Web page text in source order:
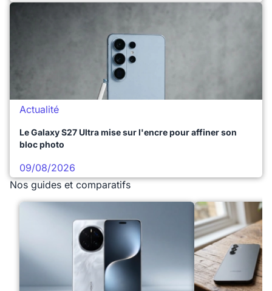
Actualité
Le Galaxy S27 Ultra mise sur l'encre pour affiner son
bloc photo
09/08/2026
Nos guides et comparatifs